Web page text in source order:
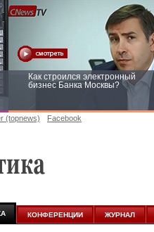
Как строился электронный
бизнес Банка Москвы?
(topnews) Facebook
КОНФЕРЕНЦИИ ЖУРНАЛ